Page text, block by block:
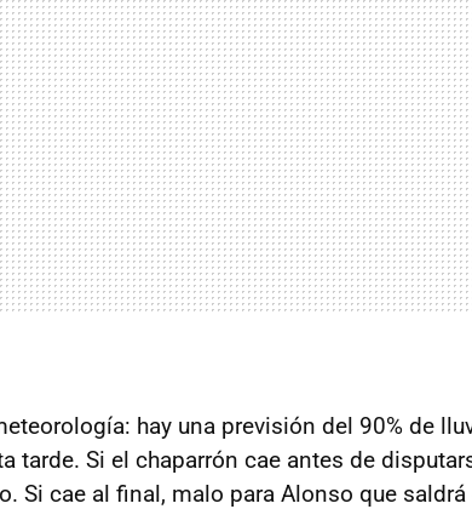
hay una previsión del 90% de
tarde. Si el chaparrón cae antes de
Si cae al final, malo para Alonso que